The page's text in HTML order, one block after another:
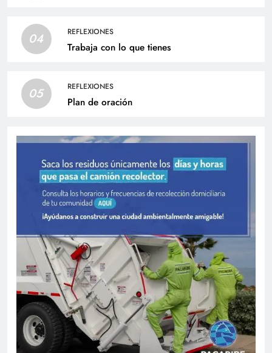
04 REFLEXIONES
Trabaja con lo que tienes
05 REFLEXIONES
Plan de oración